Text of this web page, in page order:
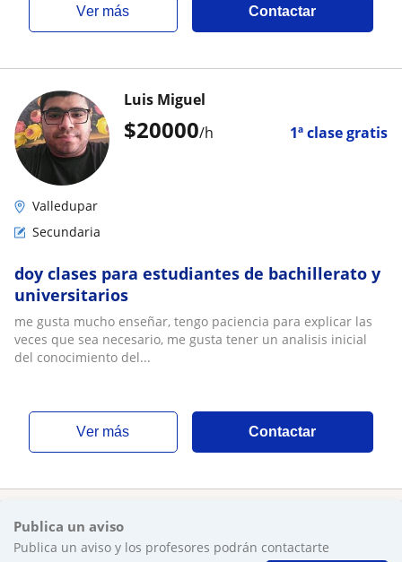
ver más Contactar
$20000/h 1ª clase gratis
Luis Miguel
Valledupar
Secundaria
doy clases para estudiantes de bachillerato y
universitarios
me gusta mucho enseñar, tengo paciencia para explicar las
veces que sea necesario, me gusta tener un analisis inicial
del conocimiento del...
ver más Contactar
Publica un aviso
Publica un aviso y los profesores podrán contactarte